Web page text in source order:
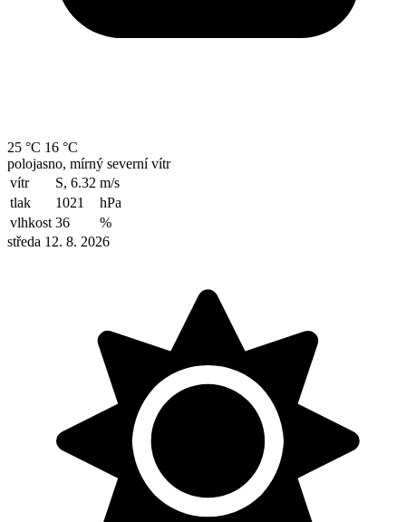
25 °C 16 °C
polojasno, mírný severní vítr
vítr
S, 6.32 m/s
tlak
1021
hPa
vlhkost 36
%
středa 12. 8. 2026